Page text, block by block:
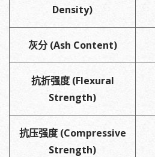
Density)
灰分 (Ash Content)
抗折强度 (Flexural
Strength)
抗压强度 (Compressive
Strength)